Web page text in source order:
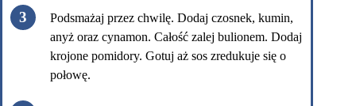
Podsmażaj przez chwilę. Dodaj czosnek, kumin,
anyż oraz cynamon. Całość zalej bulionem. Dodaj
krojone pomidory. Gotuj aż sos zredukuje się o
połowę.